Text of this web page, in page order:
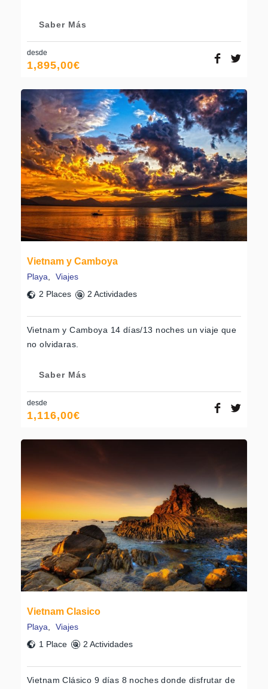
Saber Más
desde
1,895,00€
Vietnam y Camboya
Playa,
Viajes
2 Places
2 Actividades
Vietnam y Camboya 14 días/13 noches un viaje que
no olvidaras.
Saber Más
desde
1,116,00€
Vietnam Clasico
Playa
Viajes
1 Place
2 Actividades
Vietnam Clásico 9 días 8 noches donde disfrutar de